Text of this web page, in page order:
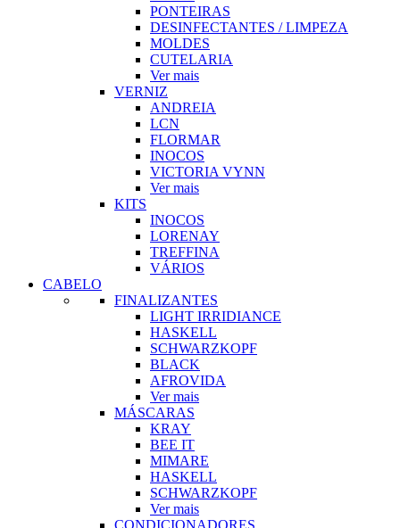
PONTEIRAS
DESINFECTANTES / LIMPEZA
MOLDES
CUTELARIA
Ver mais
VERNIZ
ANDREIA
LCN
FLORMAR
INOCOS
VICTORIA VYNN
Ver mais
KITS
INOCOS
LORENAY
TREFFINA
VÁRIOS
CABELO
FINALIZANTES
LIGHT IRRIDIANCE
HASKELL
SCHWARZKOPF
BLACK
AFROVIDA
Ver mais
MÁSCARAS
KRAY
BEE IT
MIMARE
HASKELL
SCHWARZKOPF
Ver mais
CONDICIONADORES